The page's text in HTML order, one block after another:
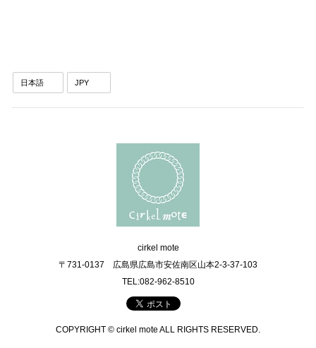
cirkel mote
〒731-0137 広島県広島市安佐南区山本2-3-37-103
TEL:082-962-8510
COPYRIGHT © cirkel mote ALL RIGHTS RESERVED.